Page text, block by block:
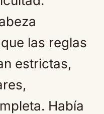
las reglas
estrictas,
Había